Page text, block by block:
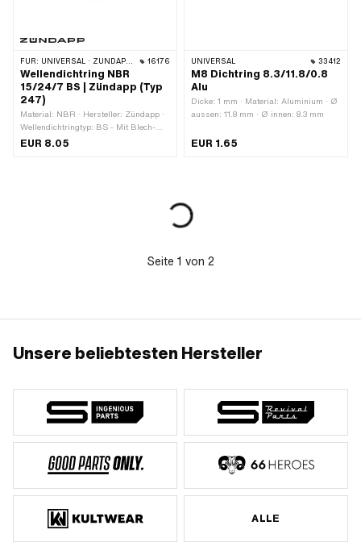
FÜR: UNIVERSAL · ZÜNDAPP BELMONDO · ZÜNDAPP 16176
Wellendichtring NBR
15/24/7 BS | Zündapp (Typ
247)
Material: NBR · Hersteller: Zündapp ·
Wellendichtringtyp: BS - Mit Blech-
Aussenmantel / einer Dichtlippe /
EUR 8.05
UNIVERSAL 33412
M8 Dichtring 8.3/11.8/0.8
Alu
Dicke: 1 mm · Material: Aluminium · Ø
aussen: 11.8 mm · Ø innen: 8.3 mm
EUR 1.65
Seite 1 von 2
Unsere beliebtesten Hersteller
ALLE